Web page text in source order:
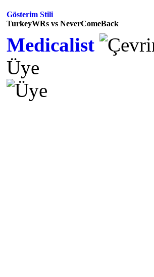
Gösterim Stili
TurkeyWRs vs NeverComeBack
Medicalist
Üye